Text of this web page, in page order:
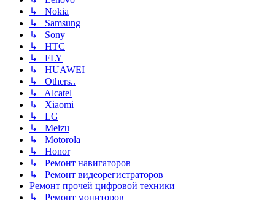
↳ Nokia
↳ Samsung
↳ Sony
↳ HTC
↳ FLY
↳ HUAWEI
↳ Others..
↳ Alcatel
↳ Xiaomi
↳ LG
↳ Meizu
↳ Motorola
↳ Honor
↳ Ремонт навигаторов
↳ Ремонт видеорегистраторов
Ремонт прочей цифровой техники
↳ Ремонт мониторов